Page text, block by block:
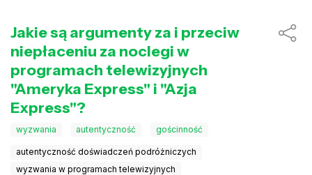
Jakie są argumenty za i przeciw
niepłaceniu za noclegi w
programach telewizyjnych
"Ameryka Express" i "Azja
Express"?
wyzwania autentyczność gościnność
autentyczność doświadczeń podróżniczych
wyzwania w programach telewizyjnych